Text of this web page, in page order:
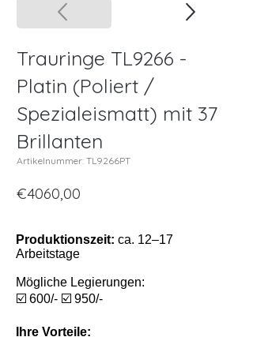
Trauringe TL9266 -
Platin (Poliert /
Spezialeismatt) mit 37
Brillanten
Artikelnummer: TL9266PT
€4060,00
Produktionszeit: ca. 12–17
Arbeitstage
Mögliche Legierungen:
☑️ 600/- ☑️ 950/-
Ihre Vorteile: